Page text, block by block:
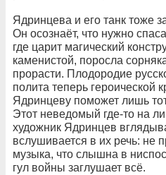
Ядринцева и его танк тоже
Он осознаёт, что нужно
где царит магический
каменистой, поросла
прорасти. Плодородие
полита теперь героической
Ядринцеву поможет лишь
Этот неведомый где-то на
художник Ядринцев
вслушивается в их речь: не
музыка, что слышна в
гул войны заглушает всё.